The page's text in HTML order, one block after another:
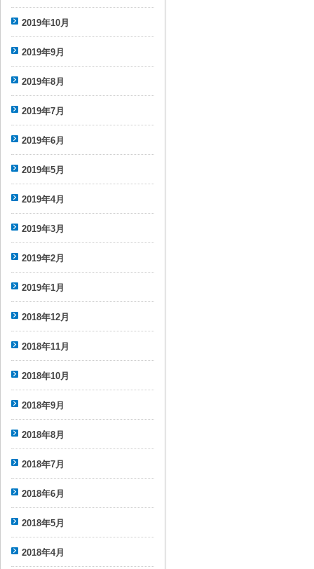
2019年10月
2019年9月
2019年8月
2019年7月
2019年6月
2019年5月
2019年4月
2019年3月
2019年2月
2019年1月
2018年12月
2018年11月
2018年10月
2018年9月
2018年8月
2018年7月
2018年6月
2018年5月
2018年4月